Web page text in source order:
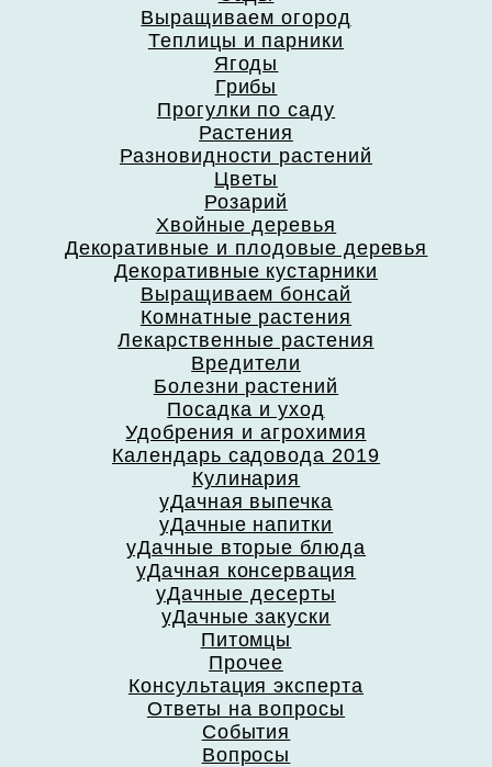
Выращиваем огород
Теплицы и парники
Ягоды
Грибы
Прогулки по саду
Растения
Разновидности растений
Цветы
Розарий
Хвойные деревья
Декоративные и плодовые деревья
Декоративные кустарники
Выращиваем бонсай
Комнатные растения
Лекарственные растения
Вредители
Болезни растений
Посадка и уход
Удобрения и агрохимия
Календарь садовода 2019
Кулинария
уДачная выпечка
уДачные напитки
уДачные вторые блюда
уДачная консервация
уДачные десерты
уДачные закуски
Питомцы
Прочее
Консультация эксперта
Ответы на вопросы
События
Вопросы